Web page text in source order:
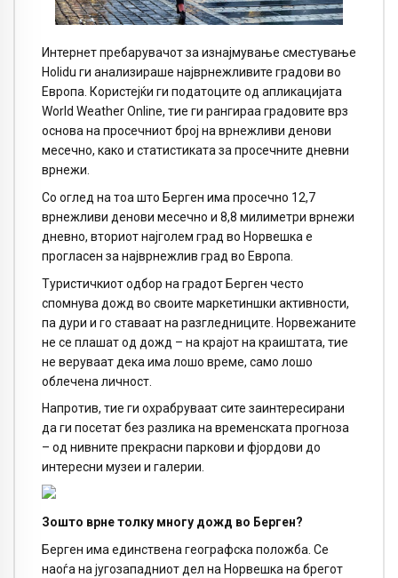
Интернет пребарувачот за изнајмување сместување
Holidu ги анализираше најврнежливите градови во
Европа. Користејќи ги податоците од апликацијата
World Weather Online, тие ги рангираа градовите врз
основа на просечниот број на врнежливи денови
месечно, како и статистиката за просечните дневни
врнежи.
Со оглед на тоа што Берген има просечно 12,7
врнежливи денови месечно и 8,8 милиметри врнежи
дневно, вториот најголем град во Норвешка е
прогласен за најврнежлив град во Европа.
Туристичкиот одбор на градот Берген често
спомнува дожд во своите маркетиншки активности,
па дури и го ставаат на разгледниците. Норвежаните
не се плашат од дожд – на крајот на краиштата, тие
не веруваат дека има лошо време, само лошо
облечена личност.
Напротив, тие ги охрабруваат сите заинтересирани
да ги посетат без разлика на временската прогноза
– од нивните прекрасни паркови и фјордови до
интересни музеи и галерии.
Зошто врне толку многу дожд во Берген?
Берген има единствена географска положба. Се
наоѓа на југозападниот дел на Норвешка на брегот